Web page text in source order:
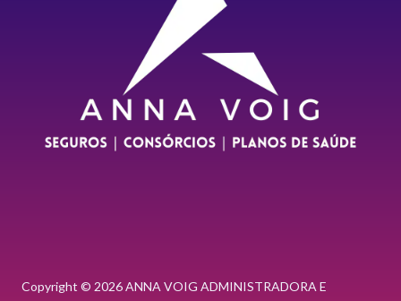
Copyright © 2026 ANNA VOIG ADMINISTRADORA E